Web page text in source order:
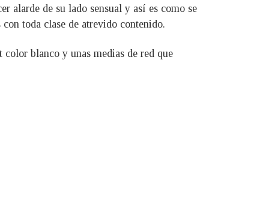
alarde de su lado sensual y así es como se
toda clase de atrevido contenido.
blanco y unas medias de red que